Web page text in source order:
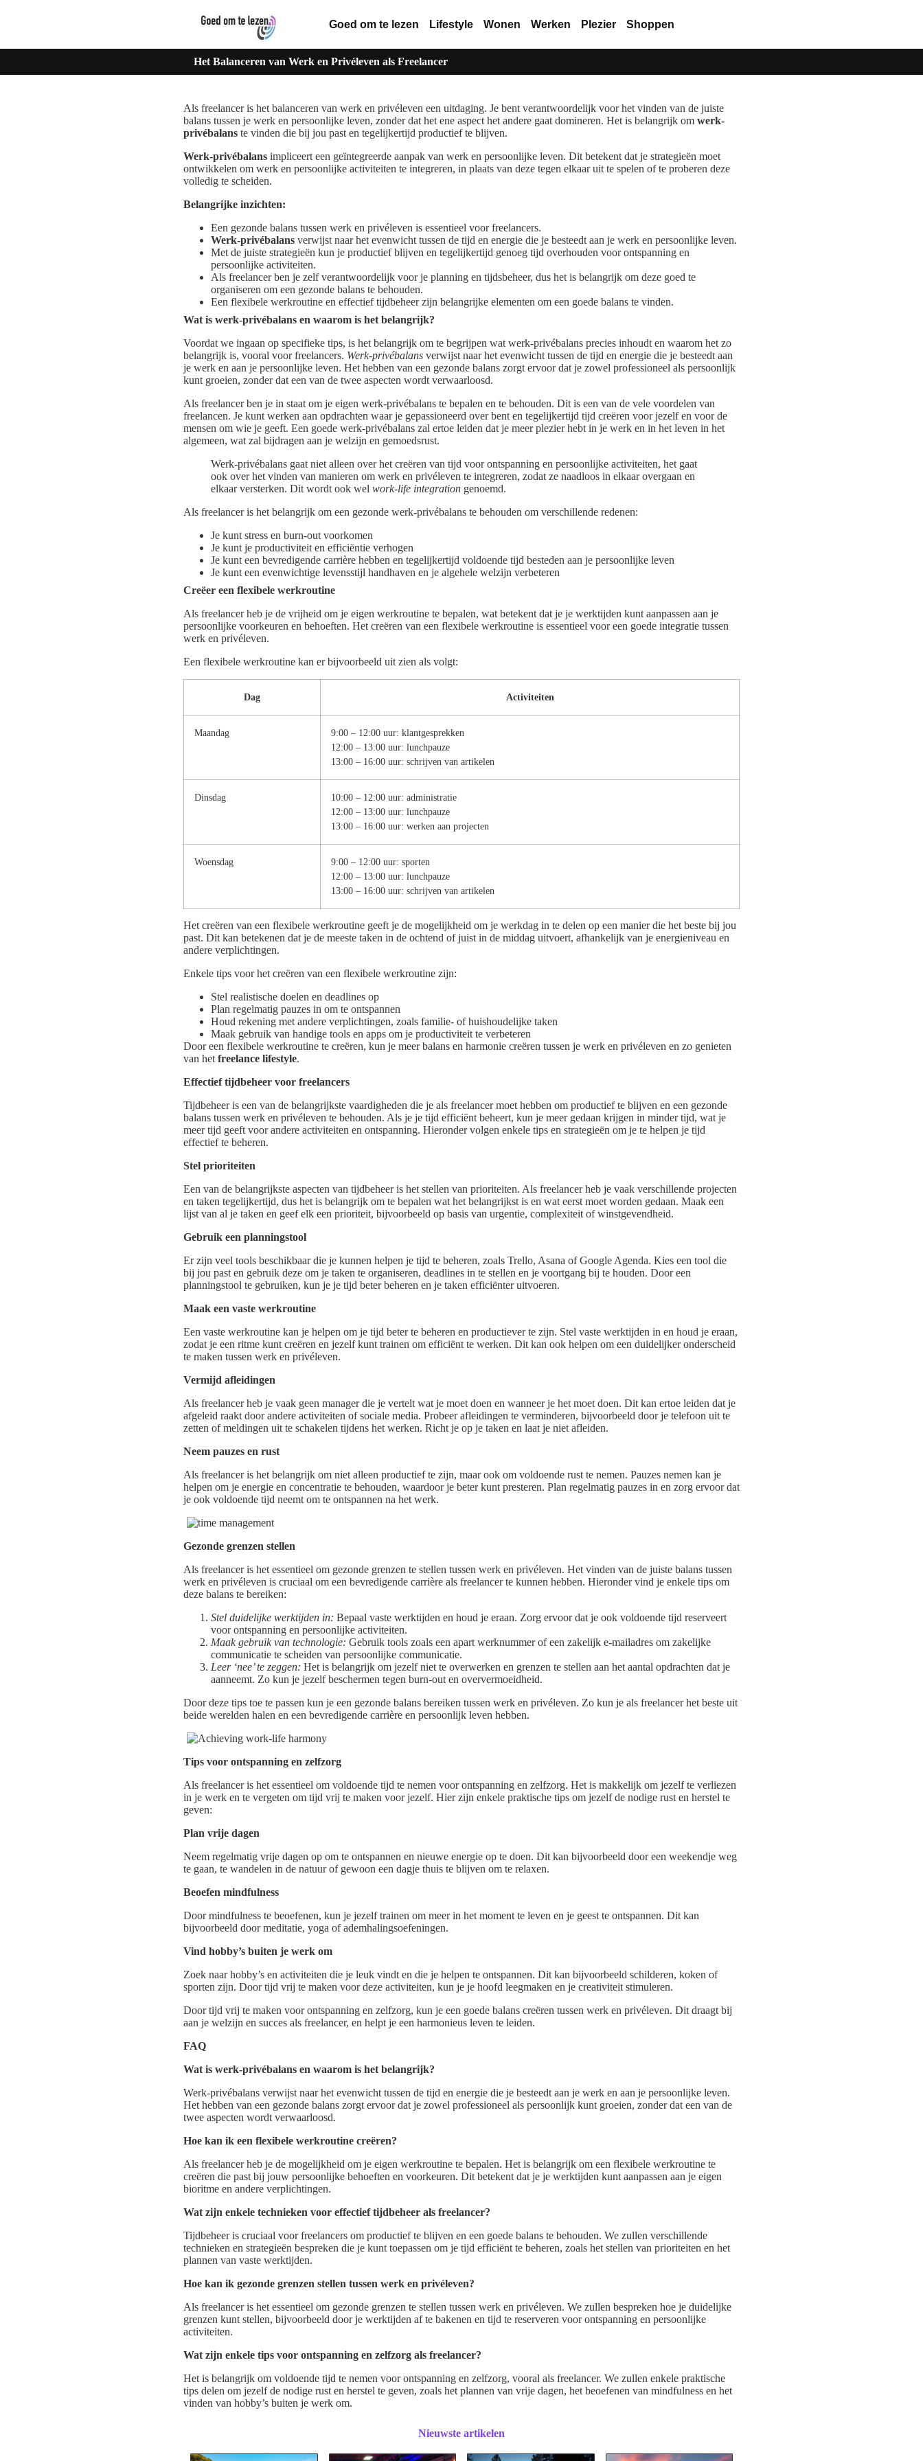
Goed om te lezen Lifestyle Wonen Werken Plezier Shoppen
Het Balanceren van Werk en Privéleven als Freelancer
Als freelancer is het balanceren van werk en privéleven een uitdaging. Je bent verantwoordelijk voor het vinden van de juiste
balans tussen je werk en persoonlijke leven, zonder dat het ene aspect het andere gaat domineren. Het is belangrijk om werk-
privébalans te vinden die bij jou past en tegelijkertijd productief te blijven.
Werk-privébalans impliceert een geïntegreerde aanpak van werk en persoonlijke leven. Dit betekent dat je strategieën moet
ontwikkelen om werk en persoonlijke activiteiten te integreren, in plaats van deze tegen elkaar uit te spelen of te proberen deze
volledig te scheiden.
Belangrijke inzichten:
Een gezonde balans tussen werk en privéleven is essentieel voor freelancers.
Werk-privébalans verwijst naar het evenwicht tussen de tijd en energie die je besteedt aan je werk en persoonlijke leven.
Met de juiste strategieën kun je productief blijven en tegelijkertijd genoeg tijd overhouden voor ontspanning en
persoonlijke activiteiten.
Als freelancer ben je zelf verantwoordelijk voor je planning en tijdsbeheer, dus het is belangrijk om deze goed te
organiseren om een gezonde balans te behouden.
Een flexibele werkroutine en effectief tijdbeheer zijn belangrijke elementen om een goede balans te vinden.
Wat is werk-privébalans en waarom is het belangrijk?
Voordat we ingaan op specifieke tips, is het belangrijk om te begrijpen wat werk-privébalans precies inhoudt en waarom het zo
belangrijk is, vooral voor freelancers. Werk-privébalans verwijst naar het evenwicht tussen de tijd en energie die je besteedt aan
je werk en aan je persoonlijke leven. Het hebben van een gezonde balans zorgt ervoor dat je zowel professioneel als persoonlijk
kunt groeien, zonder dat een van de twee aspecten wordt verwaarloosd.
Als freelancer ben je in staat om je eigen werk-privébalans te bepalen en te behouden. Dit is een van de vele voordelen van
freelancen. Je kunt werken aan opdrachten waar je gepassioneerd over bent en tegelijkertijd tijd creëren voor jezelf en voor de
mensen om wie je geeft. Een goede werk-privébalans zal ertoe leiden dat je meer plezier hebt in je werk en in het leven in het
algemeen, wat zal bijdragen aan je welzijn en gemoedsrust.
Werk-privébalans gaat niet alleen over het creëren van tijd voor ontspanning en persoonlijke activiteiten, het gaat
ook over het vinden van manieren om werk en privéleven te integreren, zodat ze naadloos in elkaar overgaan en
elkaar versterken. Dit wordt ook wel work-life integration genoemd.
Als freelancer is het belangrijk om een gezonde werk-privébalans te behouden om verschillende redenen:
Je kunt stress en burn-out voorkomen
Je kunt je productiviteit en efficiëntie verhogen
Je kunt een bevredigende carrière hebben en tegelijkertijd voldoende tijd besteden aan je persoonlijke leven
Je kunt een evenwichtige levensstijl handhaven en je algehele welzijn verbeteren
Creëer een flexibele werkroutine
Als freelancer heb je de vrijheid om je eigen werkroutine te bepalen, wat betekent dat je je werktijden kunt aanpassen aan je
persoonlijke voorkeuren en behoeften. Het creëren van een flexibele werkroutine is essentieel voor een goede integratie tussen
werk en privéleven.
Een flexibele werkroutine kan er bijvoorbeeld uit zien als volgt:
Dag Activiteiten
Maandag
9:00 – 12:00 uur: klantgesprekken
12:00 – 13:00 uur: lunchpauze
13:00 – 16:00 uur: schrijven van artikelen
Dinsdag
10:00 – 12:00 uur: administratie
12:00 – 13:00 uur: lunchpauze
13:00 – 16:00 uur: werken aan projecten
Woensdag
9:00 – 12:00 uur: sporten
12:00 – 13:00 uur: lunchpauze
13:00 – 16:00 uur: schrijven van artikelen
Het creëren van een flexibele werkroutine geeft je de mogelijkheid om je werkdag in te delen op een manier die het beste bij jou
past. Dit kan betekenen dat je de meeste taken in de ochtend of juist in de middag uitvoert, afhankelijk van je energieniveau en
andere verplichtingen.
Enkele tips voor het creëren van een flexibele werkroutine zijn:
Stel realistische doelen en deadlines op
Plan regelmatig pauzes in om te ontspannen
Houd rekening met andere verplichtingen, zoals familie- of huishoudelijke taken
Maak gebruik van handige tools en apps om je productiviteit te verbeteren
Door een flexibele werkroutine te creëren, kun je meer balans en harmonie creëren tussen je werk en privéleven en zo genieten
van het freelance lifestyle.
Effectief tijdbeheer voor freelancers
Tijdbeheer is een van de belangrijkste vaardigheden die je als freelancer moet hebben om productief te blijven en een gezonde
balans tussen werk en privéleven te behouden. Als je je tijd efficiënt beheert, kun je meer gedaan krijgen in minder tijd, wat je
meer tijd geeft voor andere activiteiten en ontspanning. Hieronder volgen enkele tips en strategieën om je te helpen je tijd
effectief te beheren.
Stel prioriteiten
Een van de belangrijkste aspecten van tijdbeheer is het stellen van prioriteiten. Als freelancer heb je vaak verschillende projecten
en taken tegelijkertijd, dus het is belangrijk om te bepalen wat het belangrijkst is en wat eerst moet worden gedaan. Maak een
lijst van al je taken en geef elk een prioriteit, bijvoorbeeld op basis van urgentie, complexiteit of winstgevendheid.
Gebruik een planningstool
Er zijn veel tools beschikbaar die je kunnen helpen je tijd te beheren, zoals Trello, Asana of Google Agenda. Kies een tool die
bij jou past en gebruik deze om je taken te organiseren, deadlines in te stellen en je voortgang bij te houden. Door een
planningstool te gebruiken, kun je je tijd beter beheren en je taken efficiënter uitvoeren.
Maak een vaste werkroutine
Een vaste werkroutine kan je helpen om je tijd beter te beheren en productiever te zijn. Stel vaste werktijden in en houd je eraan,
zodat je een ritme kunt creëren en jezelf kunt trainen om efficiënt te werken. Dit kan ook helpen om een duidelijker onderscheid
te maken tussen werk en privéleven.
Vermijd afleidingen
Als freelancer heb je vaak geen manager die je vertelt wat je moet doen en wanneer je het moet doen. Dit kan ertoe leiden dat je
afgeleid raakt door andere activiteiten of sociale media. Probeer afleidingen te verminderen, bijvoorbeeld door je telefoon uit te
zetten of meldingen uit te schakelen tijdens het werken. Richt je op je taken en laat je niet afleiden.
Neem pauzes en rust
Als freelancer is het belangrijk om niet alleen productief te zijn, maar ook om voldoende rust te nemen. Pauzes nemen kan je
helpen om je energie en concentratie te behouden, waardoor je beter kunt presteren. Plan regelmatig pauzes in en zorg ervoor dat
je ook voldoende tijd neemt om te ontspannen na het werk.
Gezonde grenzen stellen
Als freelancer is het essentieel om gezonde grenzen te stellen tussen werk en privéleven. Het vinden van de juiste balans tussen
werk en privéleven is cruciaal om een bevredigende carrière als freelancer te kunnen hebben. Hieronder vind je enkele tips om
deze balans te bereiken:
Stel duidelijke werktijden in: Bepaal vaste werktijden en houd je eraan. Zorg ervoor dat je ook voldoende tijd reserveert
voor ontspanning en persoonlijke activiteiten.
Maak gebruik van technologie: Gebruik tools zoals een apart werknummer of een zakelijk e-mailadres om zakelijke
communicatie te scheiden van persoonlijke communicatie.
Leer ‘nee’ te zeggen: Het is belangrijk om jezelf niet te overwerken en grenzen te stellen aan het aantal opdrachten dat je
aanneemt. Zo kun je jezelf beschermen tegen burn-out en oververmoeidheid.
Door deze tips toe te passen kun je een gezonde balans bereiken tussen werk en privéleven. Zo kun je als freelancer het beste uit
beide werelden halen en een bevredigende carrière en persoonlijk leven hebben.
Tips voor ontspanning en zelfzorg
Als freelancer is het essentieel om voldoende tijd te nemen voor ontspanning en zelfzorg. Het is makkelijk om jezelf te verliezen
in je werk en te vergeten om tijd vrij te maken voor jezelf. Hier zijn enkele praktische tips om jezelf de nodige rust en herstel te
geven:
Plan vrije dagen
Neem regelmatig vrije dagen op om te ontspannen en nieuwe energie op te doen. Dit kan bijvoorbeeld door een weekendje weg
te gaan, te wandelen in de natuur of gewoon een dagje thuis te blijven om te relaxen.
Beoefen mindfulness
Door mindfulness te beoefenen, kun je jezelf trainen om meer in het moment te leven en je geest te ontspannen. Dit kan
bijvoorbeeld door meditatie, yoga of ademhalingsoefeningen.
Vind hobby’s buiten je werk om
Zoek naar hobby’s en activiteiten die je leuk vindt en die je helpen te ontspannen. Dit kan bijvoorbeeld schilderen, koken of
sporten zijn. Door tijd vrij te maken voor deze activiteiten, kun je je hoofd leegmaken en je creativiteit stimuleren.
Door tijd vrij te maken voor ontspanning en zelfzorg, kun je een goede balans creëren tussen werk en privéleven. Dit draagt bij
aan je welzijn en succes als freelancer, en helpt je een harmonieus leven te leiden.
FAQ
Wat is werk-privébalans en waarom is het belangrijk?
Werk-privébalans verwijst naar het evenwicht tussen de tijd en energie die je besteedt aan je werk en aan je persoonlijke leven.
Het hebben van een gezonde balans zorgt ervoor dat je zowel professioneel als persoonlijk kunt groeien, zonder dat een van de
twee aspecten wordt verwaarloosd.
Hoe kan ik een flexibele werkroutine creëren?
Als freelancer heb je de mogelijkheid om je eigen werkroutine te bepalen. Het is belangrijk om een flexibele werkroutine te
creëren die past bij jouw persoonlijke behoeften en voorkeuren. Dit betekent dat je je werktijden kunt aanpassen aan je eigen
bioritme en andere verplichtingen.
Wat zijn enkele technieken voor effectief tijdbeheer als freelancer?
Tijdbeheer is cruciaal voor freelancers om productief te blijven en een goede balans te behouden. We zullen verschillende
technieken en strategieën bespreken die je kunt toepassen om je tijd efficiënt te beheren, zoals het stellen van prioriteiten en het
plannen van vaste werktijden.
Hoe kan ik gezonde grenzen stellen tussen werk en privéleven?
Als freelancer is het essentieel om gezonde grenzen te stellen tussen werk en privéleven. We zullen bespreken hoe je duidelijke
grenzen kunt stellen, bijvoorbeeld door je werktijden af te bakenen en tijd te reserveren voor ontspanning en persoonlijke
activiteiten.
Wat zijn enkele tips voor ontspanning en zelfzorg als freelancer?
Het is belangrijk om voldoende tijd te nemen voor ontspanning en zelfzorg, vooral als freelancer. We zullen enkele praktische
tips delen om jezelf de nodige rust en herstel te geven, zoals het plannen van vrije dagen, het beoefenen van mindfulness en het
vinden van hobby’s buiten je werk om.
Nieuwste artikelen